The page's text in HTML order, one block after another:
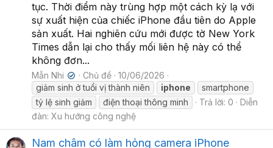
tục. Thời điểm này trùng hợp một cách kỳ lạ với
sự xuất hiện của chiếc iPhone đầu tiên do Apple
sản xuất. Hai nghiên cứu mới được tờ New York
Times dẫn lại cho thấy mối liên hệ này có thể
không đơn...
Mẫn Nhi ✔ Chủ đề
10/06/2026
giảm sinh ở tuổi vị thành niên
iphone
smartphone
tỷ lệ sinh giảm
điện thoại thông minh Trả lời: 0
Diễn
đàn: Xu hướng công nghệ
Nam châm có làm hỏng camera iPhone